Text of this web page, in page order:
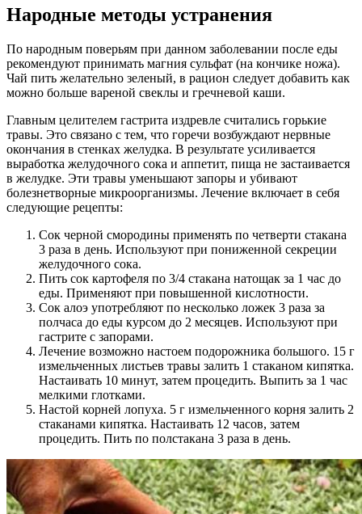
Народные методы устранения
По народным поверьям при данном заболевании после еды
рекомендуют принимать магния сульфат (на кончике ножа).
Чай пить желательно зеленый, в рацион следует добавить как
можно больше вареной свеклы и гречневой каши.
Главным целителем гастрита издревле считались горькие
травы. Это связано с тем, что горечи возбуждают нервные
окончания в стенках желудка. В результате усиливается
выработка желудочного сока и аппетит, пища не застаивается
в желудке. Эти травы уменьшают запоры и убивают
болезнетворные микроорганизмы. Лечение включает в себя
следующие рецепты:
Сок черной смородины применять по четверти стакана
3 раза в день. Используют при пониженной секреции
желудочного сока.
Пить сок картофеля по 3/4 стакана натощак за 1 час до
еды. Применяют при повышенной кислотности.
Сок алоэ употребляют по несколько ложек 3 раза за
полчаса до еды курсом до 2 месяцев. Используют при
гастрите с запорами.
Лечение возможно настоем подорожника большого. 15 г
измельченных листьев травы залить 1 стаканом кипятка.
Настаивать 10 минут, затем процедить. Выпить за 1 час
мелкими глотками.
Настой корней лопуха. 5 г измельченного корня залить 2
стаканами кипятка. Настаивать 12 часов, затем
процедить. Пить по полстакана 3 раза в день.